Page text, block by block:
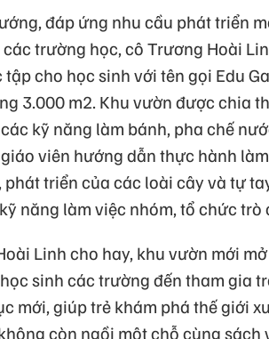
đáp ứng nhu cầu phát triển
trường học, cô Trương Hoài
cho học sinh với tên gọi Edu
3.000 m2. Khu vườn được chia
kỹ năng làm bánh, pha chế
viên hướng dẫn thực hành
triển của các loài cây và tự
năng làm việc nhóm, tổ chức trò
Linh cho hay, khu vườn mới
sinh các trường đến tham gia
mới, giúp trẻ khám phá thế giới
còn ngồi một chỗ cùng